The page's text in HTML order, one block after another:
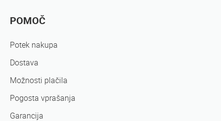
POMOČ
Potek nakupa
Dostava
Možnosti plačila
Pogosta vprašanja
Garancija